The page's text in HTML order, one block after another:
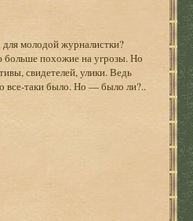
молодой журналистки?
больше похожие на угрозы. Но
свидетелей, улики. Ведь
все-таки было. Но — было ли?..